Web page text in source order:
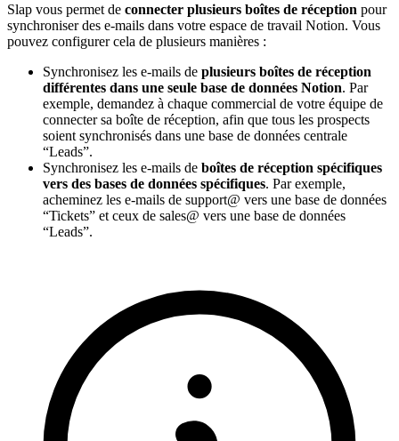
Slap vous permet de connecter plusieurs boîtes de réception pour
synchroniser des e-mails dans votre espace de travail Notion. Vous
pouvez configurer cela de plusieurs manières :
Synchronisez les e-mails de plusieurs boîtes de réception
différentes dans une seule base de données Notion. Par
exemple, demandez à chaque commercial de votre équipe de
connecter sa boîte de réception, afin que tous les prospects
soient synchronisés dans une base de données centrale
“Leads”.
Synchronisez les e-mails de boîtes de réception spécifiques
vers des bases de données spécifiques. Par exemple,
acheminez les e-mails de support@ vers une base de données
“Tickets” et ceux de sales@ vers une base de données
“Leads”.